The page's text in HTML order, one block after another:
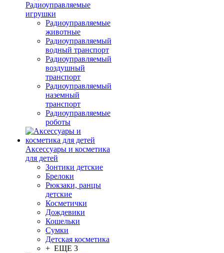
Радиоуправляемые
игрушки
Радиоуправляемые
животные
Радиоуправляемый
водный транспорт
Радиоуправляемый
воздушный
транспорт
Радиоуправляемый
наземный
транспорт
Радиоуправляемые
роботы
Аксессуары и косметика
для детей
Зонтики детские
Брелоки
Рюкзаки, ранцы
детские
Косметички
Дождевики
Кошельки
Сумки
Детская косметика
+ ЕЩЕ 3